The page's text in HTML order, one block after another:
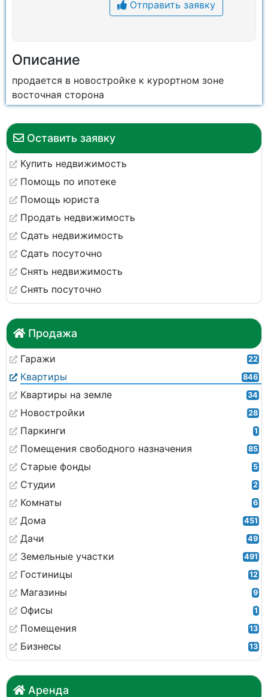
Оставить заявку
Купить недвижимость
Помощь по ипотеке
Помощь юриста
Продать недвижимость
Сдать недвижимость
Сдать посуточно
Снять недвижимость
Снять посуточно
Продажа
Гаражи 22
Квартиры 846
Квартиры на земле 34
Новостройки 28
Паркинги 1
Помещения свободного назначения 85
Старые фонды 5
Студии 2
Комнаты 6
Дома 451
Дачи 49
Земельные участки 491
Гостиницы 12
Магазины 9
Офисы 1
Помещения 13
Бизнесы 13
Аренда
Отправить заявку
Описание
продается в новостройке к курортном зоне
восточная сторона